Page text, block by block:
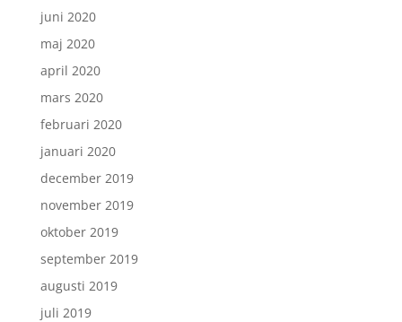
juni 2020
maj 2020
april 2020
mars 2020
februari 2020
januari 2020
december 2019
november 2019
oktober 2019
september 2019
augusti 2019
juli 2019